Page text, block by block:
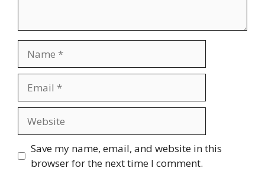
Save my name, email, and website in this
browser for the next time I comment.